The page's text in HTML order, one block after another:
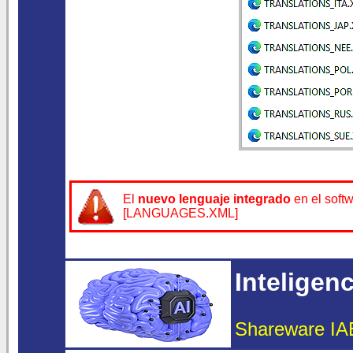
El nuevo lenguaje integrado en el
[LANGUAGES.XML]
Shareware